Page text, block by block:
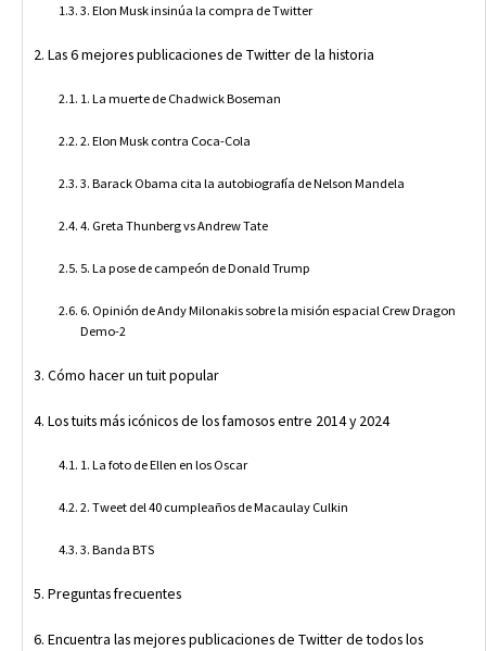
3. Elon Musk insinúa la compra de Twitter
Las 6 mejores publicaciones de Twitter de la historia
1. La muerte de Chadwick Boseman
2. Elon Musk contra Coca-Cola
3. Barack Obama cita la autobiografía de Nelson Mandela
4. Greta Thunberg vs Andrew Tate
5. La pose de campeón de Donald Trump
6. Opinión de Andy Milonakis sobre la misión espacial Crew Dragon
Demo-2
Cómo hacer un tuit popular
Los tuits más icónicos de los famosos entre 2014 y 2024
1. La foto de Ellen en los Oscar
2. Tweet del 40 cumpleaños de Macaulay Culkin
3. Banda BTS
Preguntas frecuentes
Encuentra las mejores publicaciones de Twitter de todos los